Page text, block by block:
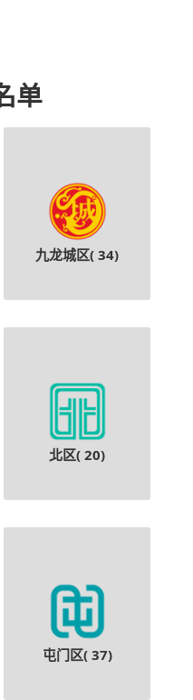
单
九龙城区( 34)
北区( 20)
屯门区( 37)